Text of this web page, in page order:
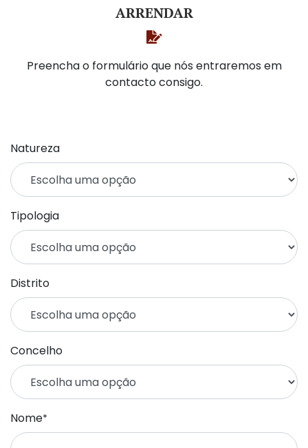
ARRENDAR
Preencha o formulário que nós entraremos em
contacto consigo.
Natureza
Tipologia
Distrito
Concelho
Nome*